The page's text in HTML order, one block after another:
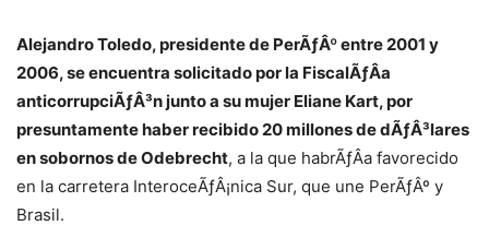
Alejandro Toledo, presidente de PerÃƒÂº entre 2001 y
2006, se encuentra solicitado por la FiscalÃƒÂ­a
anticorrupciÃƒÂ³n junto a su mujer Eliane Kart, por
presuntamente haber recibido 20 millones de dÃƒÂ³lares
en sobornos de Odebrecht, a la que habrÃƒÂ­a favorecido
en la carretera InteroceÃƒÂ¡nica Sur, que une PerÃƒÂº y
Brasil.